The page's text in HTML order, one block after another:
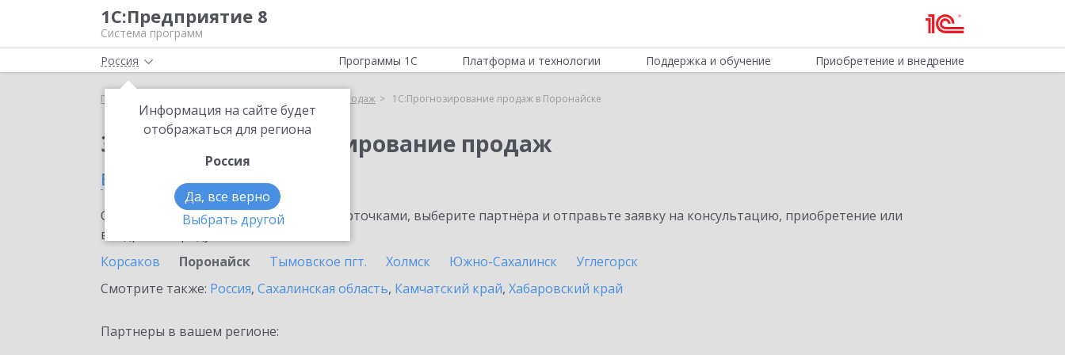
1С:Предприятие 8
Система программ
Россия
Информация на сайте будет
отображаться для региона
Россия
Да, все верно
Выбрать другой
Программы 1С Платформа и технологии Поддержка и обучение Приобретение и внедрение
Главная 1С:Прогнозирование продаж 1С:Прогнозирование продаж в Поронайске
Заказать 1С:Прогнозирование продаж
в Поронайске
Ознакомьтесь с информационными карточками, выберите партнёра и отправьте заявку на консультацию, приобретение или
внедрение продукта.
Корсаков
Поронайск Тымовское пгт. Холмск Южно-Сахалинск
Углегорск
Смотрите также: Россия, Сахалинская область, Камчатский край, Хабаровский край
Партнеры в вашем регионе: